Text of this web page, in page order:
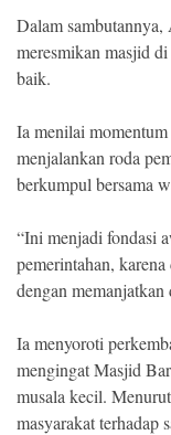
Indonesia
.
All
Reserve
Dalam
meresmikan masjid
baik.
Ia menilai
menjalankan roda
berkumpul bersama
“Ini menjadi fondasi
pemerintahan,
dengan memanjatkan
Ia menyoroti
mengingat Masjid
musala kecil.
masyarakat terhadap